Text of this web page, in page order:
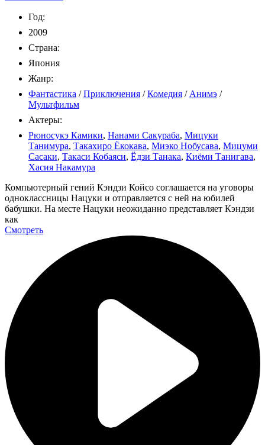
Год:
2009
Страна:
Япония
Жанр:
Фантастика /Приключения /Комедия / Анимэ /
Мультфильм
Актеры:
Рюносукэ Камики, Нанами Сакураба, Мицуки
Танимура, Такахиро Ёкокава, Миэко Нобусава, Мицуми
Сасаки, Такаси Кобаяси, Ёдзи Танака, Киёми Танигава,
Хасия Накамура
Компьютерный гений Кэндзи Койсо соглашается на уговоры
одноклассницы Нацуки и отправляется с ней на юбилей
бабушки. На месте Нацуки неожиданно представляет Кэндзи
как
Смотреть